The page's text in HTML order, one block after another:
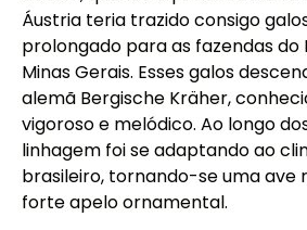
Áustria teria trazido consigo
prolongado para as fazendas do
Minas Gerais. Esses galos
alemã Bergische Kräher,
vigoroso e melódico. Ao longo
linhagem foi se adaptando ao
brasileiro, tornando-se uma ave
forte apelo ornamental.